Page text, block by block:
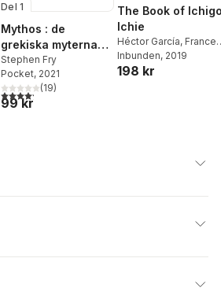
Del 1
Mythos : de
grekiska myterna
återberättade
Stephen Fry
Pocket, 2021
4,2utav 5 stjärnor. Totalt antal röster:
(19)
99 kr
The Book of
Ichie
Héctor García,
Miralles
Inbunden, 2019
198 kr